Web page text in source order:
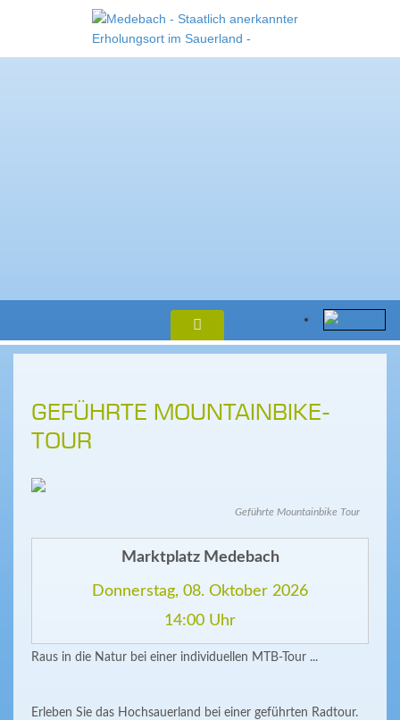
GEFÜHRTE MOUNTAINBIKE-
TOUR
Geführte Mountainbike Tour
Marktplatz Medebach
Donnerstag, 08. Oktober 2026
14:00 Uhr
Raus in die Natur bei einer individuellen MTB-Tour ...
Erleben Sie das Hochsauerland bei einer geführten Radtour.